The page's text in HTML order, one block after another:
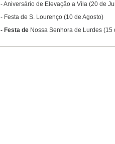
- Aniversário de Elevação a Vila (20 de
- Festa de S. Lourenço (10 de Agosto)
- Festa de Nossa Senhora de Lurdes (15